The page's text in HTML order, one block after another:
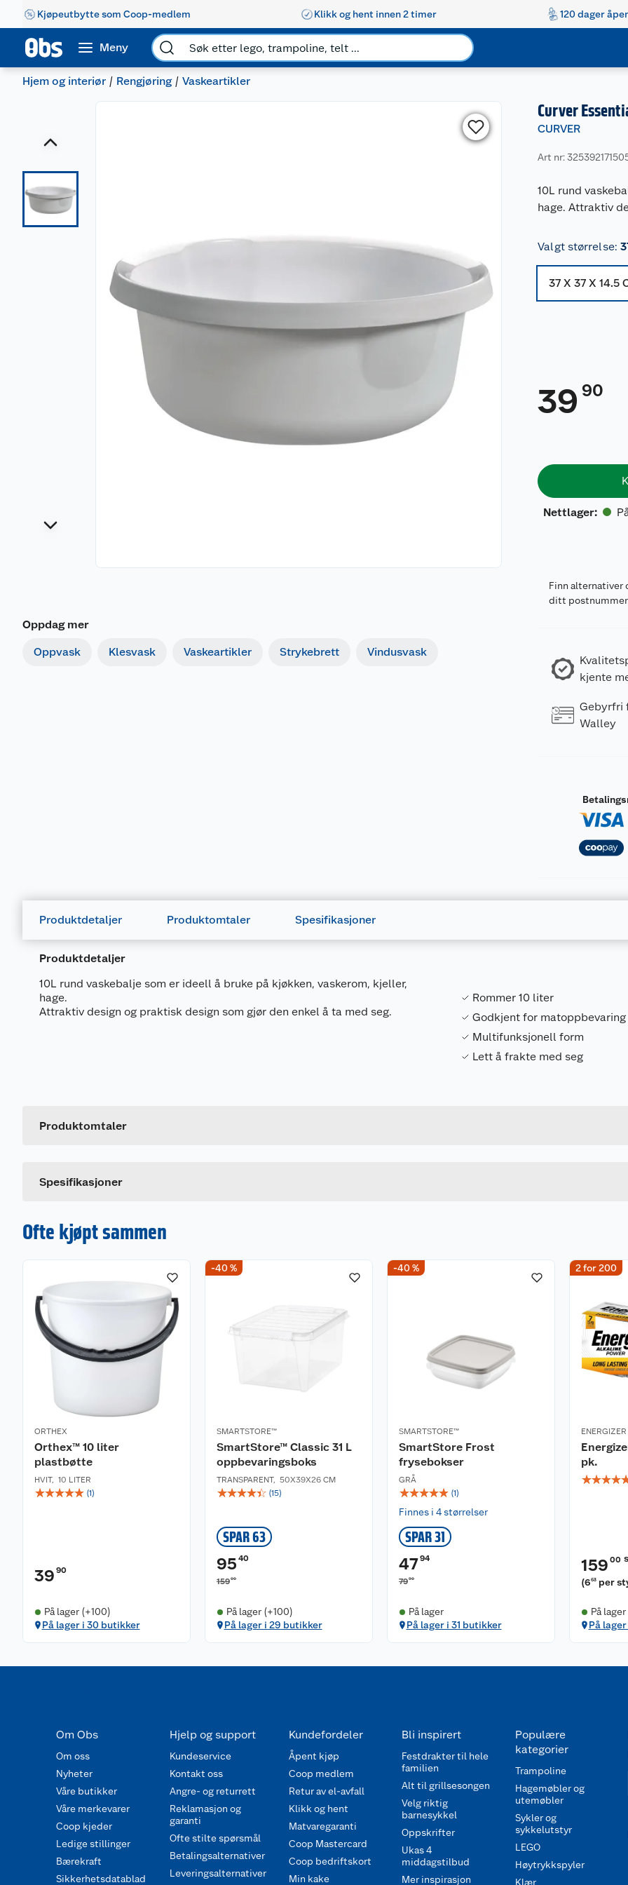
Kjøpeutbytte som Coop-medlem Klikk og hent innen 2 timer 120 dager
Meny
Hjem og interiør Rengjøring Vaskeartikler
Oppdag mer
Oppvask Klesvask Vaskeartikler Strykebrett Vindusvask
Curver
CURVER
Art nr:
10L rund
hage. Attraktiv
Valgt størrelse:
37 X 37 X 14.5
39 90
Nettlager:
Finn alternativer
ditt postnummer
kjente
Gebyrfri
Walley
Produktdetaljer Produktomtaler Spesifikasjoner
Produktdetaljer
10L rund vaskebalje som er ideell å bruke på kjøkken, vaskerom, kjeller,
hage.
Attraktiv design og praktisk design som gjør den enkel å ta med seg.
Rommer 10 liter
Godkjent for matoppbevaring
Multifunksjonell form
Lett å frakte med seg
Produktomtaler
Spesifikasjoner
Leverandørens artikkelnummer
Ofte kjøpt sammen
ORTHEX
Orthex™ 10 liter
plastbøtte
HVIT, 10 LITER
☆☆☆☆☆ (1)
39 90
På lager (+100)
På lager i 30 butikker
-40 %
SMARTSTORE™
SmartStore™ Classic 31 L
oppbevaringsboks
TRANSPARENT, 50X39X26 CM
☆☆☆☆☆ (15)
SPAR 63
95 40
15900
På lager (+100)
På lager i 29 butikker
-40 %
SMARTSTORE™
SmartStore Frost
frysebokser
GRÅ
☆☆☆☆☆ (1)
Finnes i 4 størrelser
SPAR 31
4794
7990
På lager
På lager i 31 butikker
2 for 200
ENERGIZER
pk.
☆☆☆☆
159 00
(663 per
På
På
Om Obs
Om oss
Nyheter
Våre butikker
Våre merkevarer
Coop kjeder
Ledige stillinger
Bærekraft
Sikkerhetsdatablad
Hjelp og support
Kundeservice
Kontakt oss
Angre- og returrett
Reklamasjon og
garanti
Ofte stilte spørsmål
Betalingsalternativer
Leveringsalternativer
Kundefordeler
Åpent kjøp
Coop medlem
Retur av el-avfall
Klikk og hent
Matvaregaranti
Coop Mastercard
Coop bedriftskort
Min kake
Bli inspirert
Festdrakter til hele
familien
Alt til grillsesongen
Velg riktig
barnesykkel
Oppskrifter
Ukas 4
middagstilbud
Mer inspirasjon
Populære
kategorier
Trampoline
Hagemøbler og
utemøbler
Sykler og
sykkelutstyr
LEGO
Høytrykkspyler
Klær